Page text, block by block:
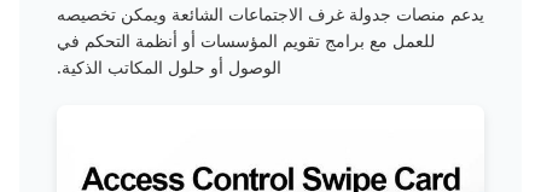
يدعم منصات جدولة غرف الاجتماعات الشائعة ويمكن تخصيصه
للعمل مع برامج تقويم المؤسسات أو أنظمة التحكم في
الوصول أو حلول المكاتب الذكية.